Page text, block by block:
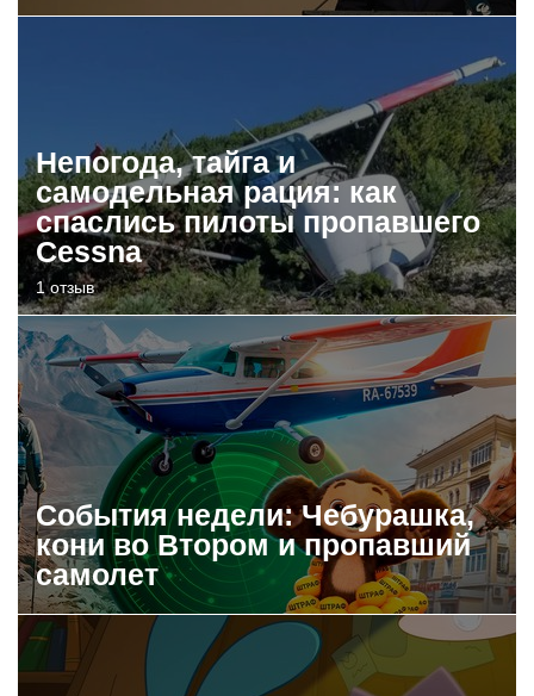
Непогода, тайга и
самодельная рация: как
спаслись пилоты пропавшего
Cessna
1 отзыв
События недели: Чебурашка,
кони во Втором и пропавший
самолет